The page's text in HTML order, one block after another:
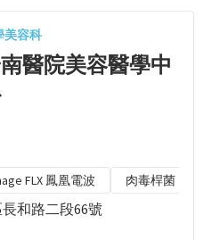
美容科
醫院美容醫學中
FLX 鳳凰電波 肉毒桿菌
和路二段66號